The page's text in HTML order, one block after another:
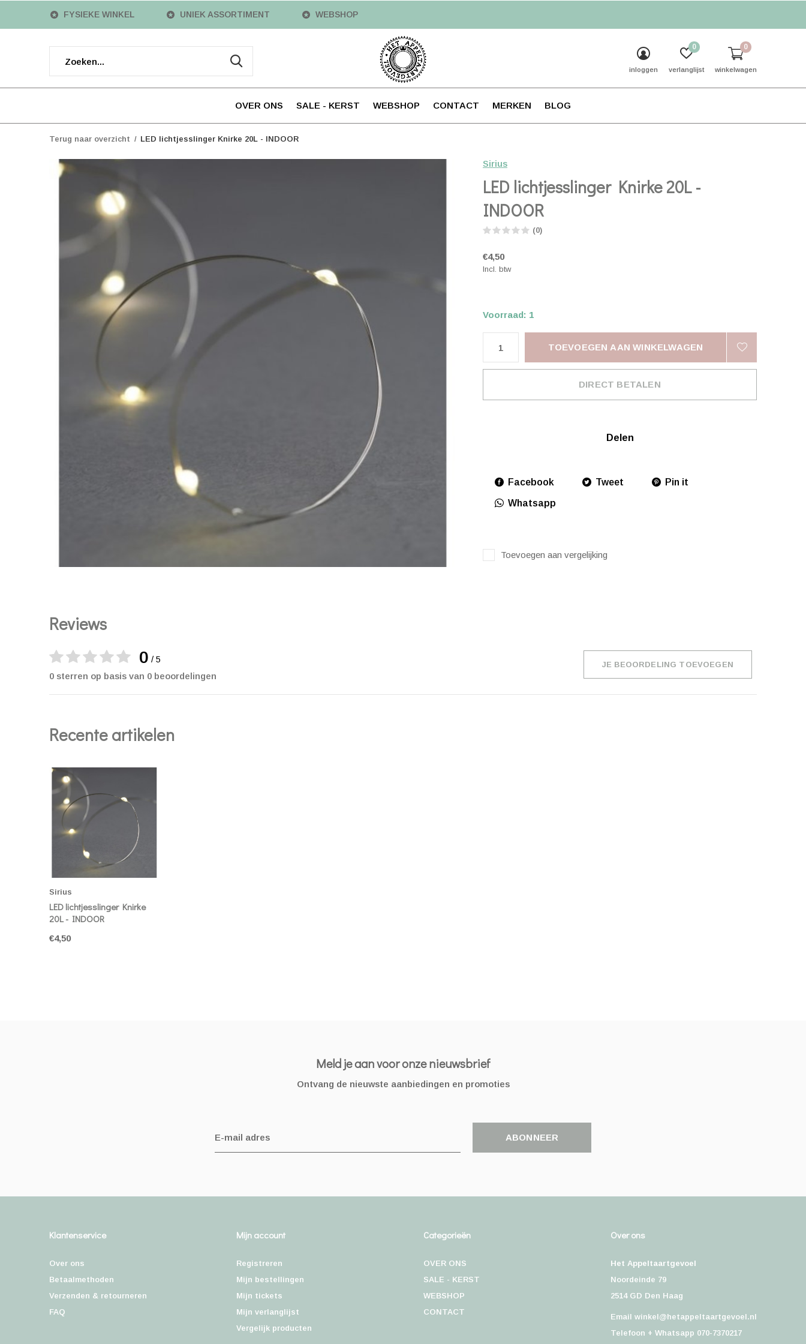
OVER ONS SALE - KERST WEBSHOP CONTACT MERKEN BLOG
inloggen verlanglijst
0
winkelwagen
0
FYSIEKE WINKEL UNIEK ASSORTIMENT WEBSHOP
Terug naar overzicht LED lichtjesslinger Knirke 20L - INDOOR
Sirius
LED lichtjesslinger Knirke 20L -
INDOOR
(0)
€4,50
Incl. btw
Voorraad: 1
TOEVOEGEN AAN WINKELWAGEN
DIRECT BETALEN
Delen
Facebook Tweet Pin it
Whatsapp
Toevoegen aan vergelijking
Reviews
0 / 5
0 sterren op basis van 0 beoordelingen
JE BEOORDELING TOEVOEGEN
Recente artikelen
Sirius
LED lichtjesslinger Knirke
20L - INDOOR
€4,50
Meld je aan voor onze nieuwsbrief
Ontvang de nieuwste aanbiedingen en promoties
ABONNEER
Klantenservice
Over ons
Betaalmethoden
Verzenden & retourneren
FAQ
Mijn account
Registreren
Mijn bestellingen
Mijn tickets
Mijn verlanglijst
Vergelijk producten
Categorieën
OVER ONS
SALE - KERST
WEBSHOP
CONTACT
Over ons
Het Appeltaartgevoel
Noordeinde 79
2514 GD Den Haag
Email winkel@hetappeltaartgevoel.nl
Telefoon + Whatsapp 070-7370217